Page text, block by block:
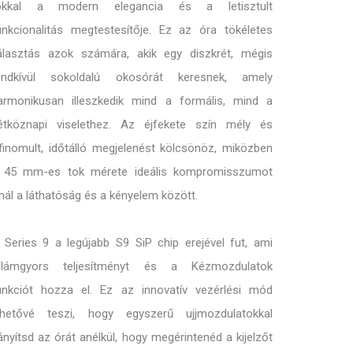
a modern elegancia és a letisztult
megtestesítője. Ez az óra tökéletes
azok számára, akik egy diszkrét, mégis
sokoldalú okosórát keresnek, amely
illeszkedik mind a formális, mind a
viselethez. Az éjfekete szín mély és
időtálló megjelenést kölcsönöz, miközben
mm-es tok mérete ideális kompromisszumot
a láthatóság és a kényelem között.
Series 9 a legújabb S9 SiP chip erejével fut, ami
teljesítményt és a Kézmozdulatok
hozza el. Ez az innovatív vezérlési mód
teszi, hogy egyszerű ujjmozdulatokkal
az órát anélkül, hogy megérintenéd a kijelzőt